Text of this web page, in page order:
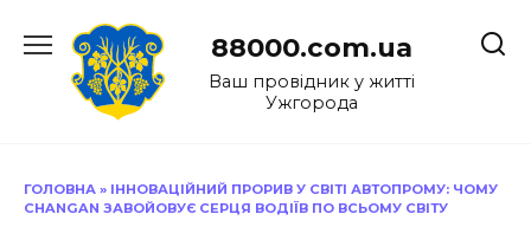
до
88000.com.ua
Ваш провідник у житті
Ужгорода
ГОЛОВНА » ІННОВАЦІЙНИЙ ПРОРИВ У СВІТІ АВТОПРОМУ: ЧОМУ
CHANGAN ЗАВОЙОВУЄ СЕРЦЯ ВОДІЇВ ПО ВСЬОМУ СВІТУ